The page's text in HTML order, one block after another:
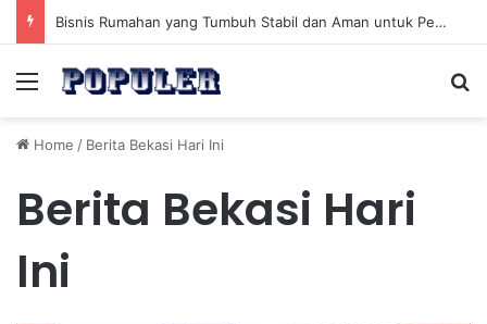
Bisnis Rumahan yang Tumbuh Stabil dan Aman untuk Pendapatan Jangka Panjang
Menu
Home / Berita Bekasi Hari Ini
Berita Bekasi Hari
Ini